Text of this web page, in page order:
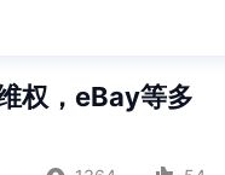
权，eBay等多